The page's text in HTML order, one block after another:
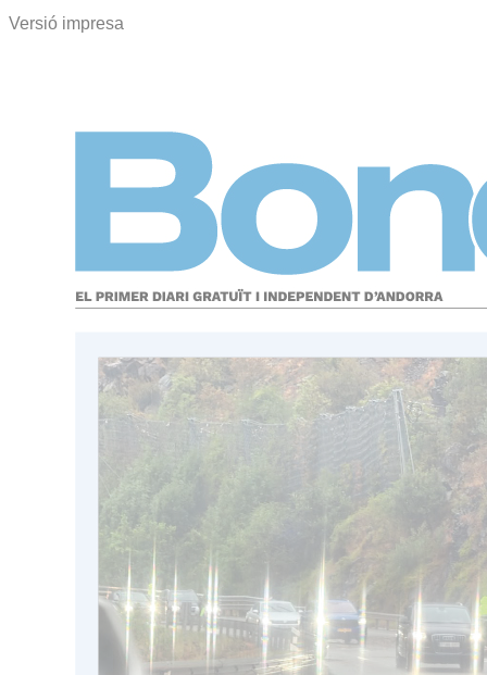
Versió impresa